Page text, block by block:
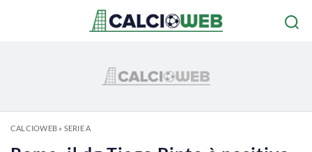
CALCIOWEB» SERIE A